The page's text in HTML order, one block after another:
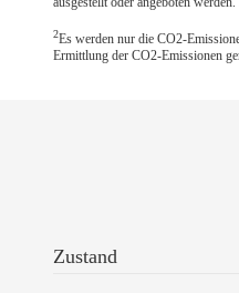
2Es werden nur die CO2-
Ermittlung der CO2-Emissionen
Zustand